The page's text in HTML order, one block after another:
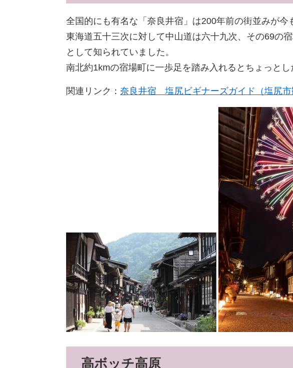
全国的にも有名な「奈良井宿」は200年前の街並みが今
東海道五十三次に対して中山道は六十九次、その69の
として知られていました。
南北約1kmの宿場町に一歩足を踏み入れるとちょっとし
関連リンク： 奈良井宿 塩尻ビギナーズガイド（塩尻市
高ボッチ高原